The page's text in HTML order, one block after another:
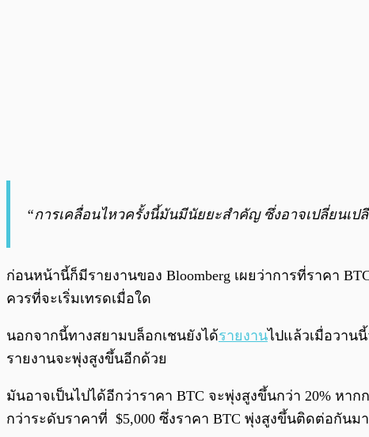
“การเคลื่อนไหวครั้งนี้มันมีนัยยะสำคัญ ซึ่งอาจเปลี่ยนเ
ก่อนหน้านี้ก็มีรายงานของ Bloomberg เผยว่าการที่ราคา
ควรที่จะเริ่มเทรดเมื่อใด
นอกจากนี้ทางสยามบล็อกเชนยังได้รายงานไปแล้วเมื่อวาน
รายงานจะพุ่งสูงขึ้นอีกด้วย
มันอาจเป็นไปได้อีกว่าราคา BTC จะพุ่งสูงขึ้นกว่า 20% หาก
กว่าระดับราคาที่ $5,000 ซึ่งราคา BTC พุ่งสูงขึ้นติดต่อกันม